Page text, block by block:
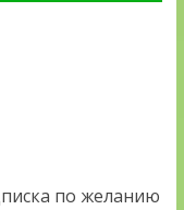
по желанию